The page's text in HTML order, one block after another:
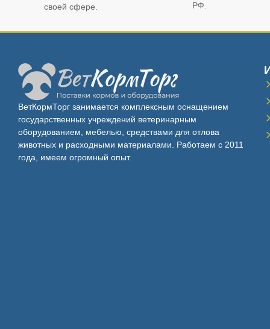
своей сфере.
РФ.
ВетКормТорг занимается комплексным оснащением
государственных учреждений ветеринарным
оборудованием, мебелью, средствами для отлова
животных и расходными материалами. Работаем с 2011
года, имеем огромный опыт.